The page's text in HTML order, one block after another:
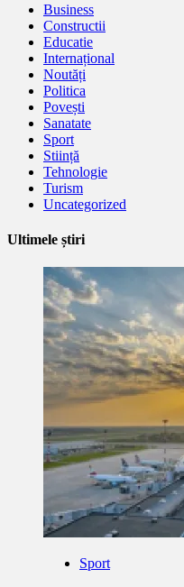
Business
Constructii
Educatie
Internațional
Noutăți
Politica
Povești
Sanatate
Sport
Stiință
Tehnologie
Turism
Uncategorized
Ultimele știri
Sport